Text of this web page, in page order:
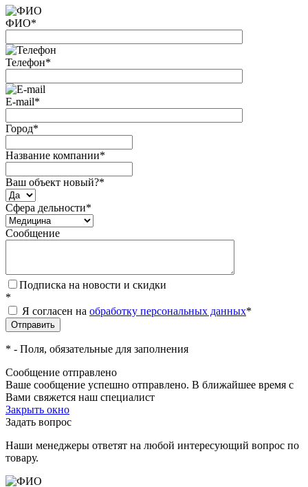
ФИО*
Телефон*
E-mail*
Город*
Название компании*
Ваш объект новый?*
Сфера дельности*
Сообщение
Подписка на новости и скидки
*
Я согласен на обработку персональных данных*
* - Поля, обязательные для заполнения
Сообщение отправлено
Ваше сообщение успешно отправлено. В ближайшее время с
Вами свяжется наш специалист
Закрыть окно
Задать вопрос
Наши менеджеры ответят на любой интересующий вопрос по
товару.